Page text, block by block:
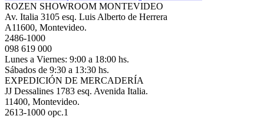
ROZEN SHOWROOM MONTEVIDEO
Av. Italia 3105 esq. Luis Alberto de Herrera
A11600, Montevideo.
2486-1000
098 619 000
Lunes a Viernes: 9:00 a 18:00 hs.
Sábados de 9:30 a 13:30 hs.
EXPEDICIÓN DE MERCADERÍA
JJ Dessalines 1783 esq. Avenida Italia.
11400, Montevideo.
2613-1000 opc.1